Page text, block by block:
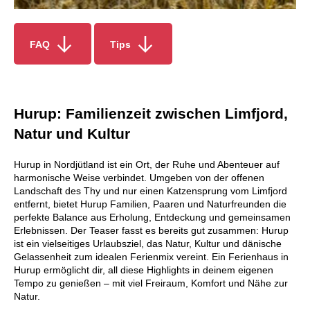
FAQ Tips
Hurup: Familienzeit zwischen Limfjord,
Natur und Kultur
Hurup in Nordjütland ist ein Ort, der Ruhe und Abenteuer auf
harmonische Weise verbindet. Umgeben von der offenen
Landschaft des Thy und nur einen Katzensprung vom Limfjord
entfernt, bietet Hurup Familien, Paaren und Naturfreunden die
perfekte Balance aus Erholung, Entdeckung und gemeinsamen
Erlebnissen. Der Teaser fasst es bereits gut zusammen: Hurup
ist ein vielseitiges Urlaubsziel, das Natur, Kultur und dänische
Gelassenheit zum idealen Ferienmix vereint. Ein Ferienhaus in
Hurup ermöglicht dir, all diese Highlights in deinem eigenen
Tempo zu genießen – mit viel Freiraum, Komfort und Nähe zur
Natur.